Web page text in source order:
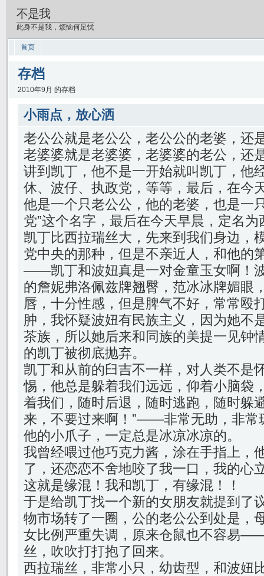
不是我
此身不是我，烦恼何足忧
首页
存档
2010年9月 的存档
小雨点，放心洒
老公公就是老公公，老公公的老婆，还
老婆婆就是老婆婆，老婆婆的老公，还
讲到凯丁，他不是一开始就叫凯丁，他
休、波仔、执政党，等等，最后，在今
他是一个只老公公，他的老婆，也是一
党”这个名字，最后在今天早晨，定名为
凯丁比西拉瑞丝大，先来到我们身边，
党中央的那种，但是不亲近人，和他的
——凯丁和波妞真是一对金童玉女啊！
的詹妮弗洛佩兹牌翘臀，范冰冰牌媚眼
唇，十分性感，但是脾气不好，常常殴
肿，我怀疑波妞有民族主义，因为她不
茶族，所以她后来和同族的美提一见钟
的凯丁被彻底抛弃。
凯丁和从前的臼吉不一样，对人类不是
惕，他总是躲着我们远远，仰着小脑袋
着我们，随时后退，随时逃跑，随时躲
来，不要过来啊！”——非常无助，非常
他的小爪子，一定总是冰凉冰凉的。
我曾经喂过他巧克力酱，涂在手指上，
了，还恋恋不舍地咬了我一口，我的
这就是缘混！我和凯丁，有缘混！！
于是给凯丁找一个新的女朋友就提到
物市场转了一圈，公的老公公到处是，
女比例严重失调，原来仓鼠也不容易
丝，吹吹打打抱了回来。
西拉瑞丝，非常小只，幼齿型，和波妞